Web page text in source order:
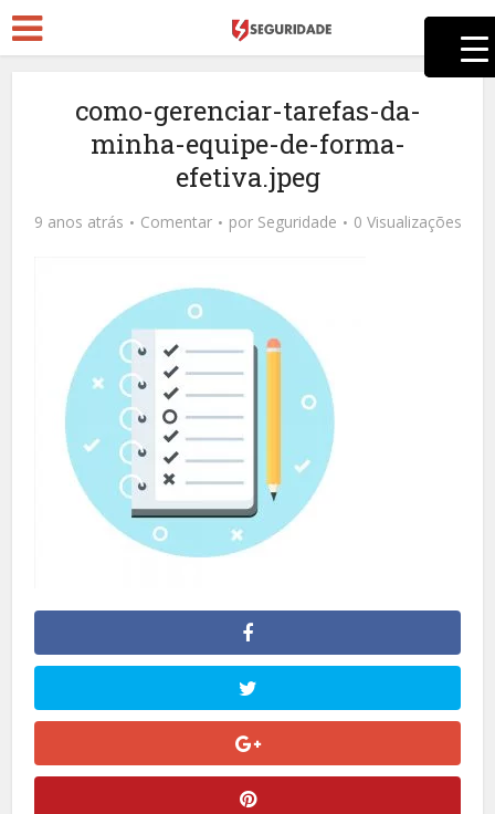
como-gerenciar-tarefas-da-
minha-equipe-de-forma-
efetiva.jpeg
9 anos atrás Comentar por Seguridade 0 Visualizações